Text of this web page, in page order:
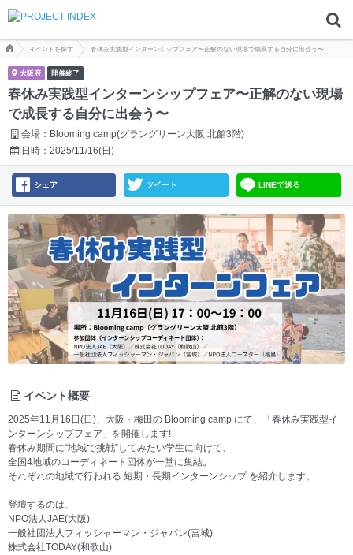
イベントを探す 春休み実践型インターンシップフェア〜正解のない現場で成長する自分に出会う〜
大阪府 開催終了
春休み実践型インターンシップフェア〜正解のない現場
で成長する自分に出会う〜
会場： Blooming camp(グラングリーン大阪 北館3階)
日時： 2025/11/16(日)
シェア ツイート LINEで送る
イベント概要
2025年11月16日(日)、大阪・梅田の Blooming camp にて、「春休み実践型イ
ンターンシップフェア」を開催します!
春休み期間に“地域で挑戦”してみたい学生に向けて、
全国4地域のコーディネート団体が一堂に集結。
それぞれの地域で行われる 短期・長期インターンシップ を紹介します。
登壇するのは、
NPO法人JAE(大阪)
一般社団法人フィッシャーマン・ジャパン(宮城)
株式会社TODAY(和歌山)